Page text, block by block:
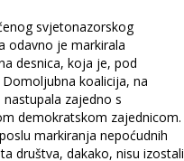
svjetonazorskog
odavno je markirala
desnica, koja je, pod
koalicija, na
zajedno s
demokratskom zajednicom.
markiranja nepoćudnih
društva, dakako, nisu izostali